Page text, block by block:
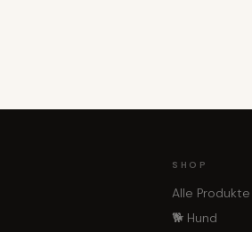
SHOP
Alle Produkte
🐕 Hund